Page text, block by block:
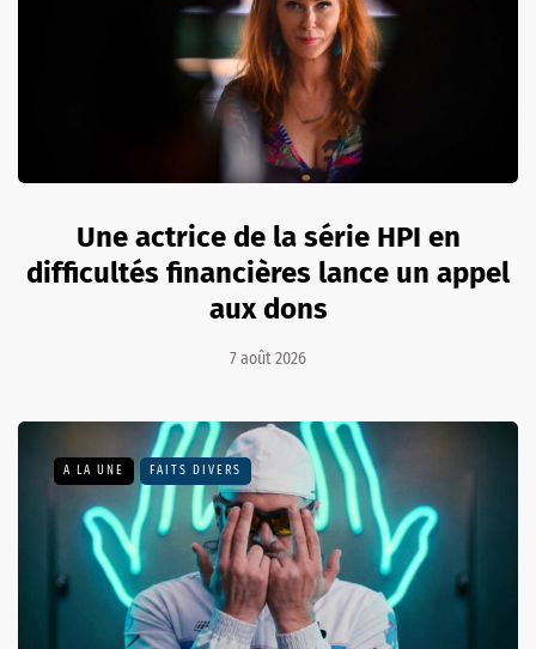
Une actrice de la série HPI en
difficultés financières lance un appel
aux dons
7 août 2026
A LA UNE FAITS DIVERS